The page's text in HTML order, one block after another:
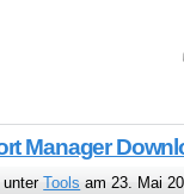
Manager
unterTools am 23. Mai